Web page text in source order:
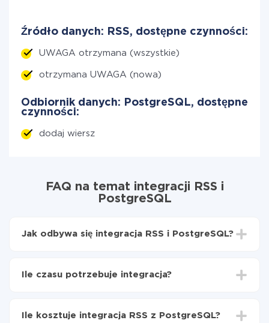
Źródło danych: RSS, dostępne czynności:
UWAGA otrzymana (wszystkie)
otrzymana UWAGA (nowa)
Odbiornik danych: PostgreSQL, dostępne
czynności:
dodaj wiersz
FAQ na temat integracji RSS i
PostgreSQL
Jak odbywa się integracja RSS i PostgreSQL?
PostgreSQL
do PostgreSQL
Ile czasu potrzebuje integracja?
od 5 do 30 minut. Konfiguracja zajmuje średnio 10-15
Ile kosztuje integracja RSS z PostgreSQL?